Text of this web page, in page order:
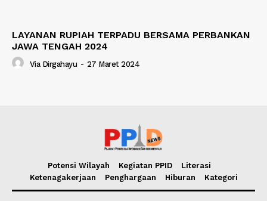
LAYANAN RUPIAH TERPADU BERSAMA PERBANKAN
JAWA TENGAH 2024
Via Dirgahayu - 27 Maret 2024
Potensi Wilayah Kegiatan PPID
Literasi
Ketenagakerjaan
Penghargaan Hiburan Kategori